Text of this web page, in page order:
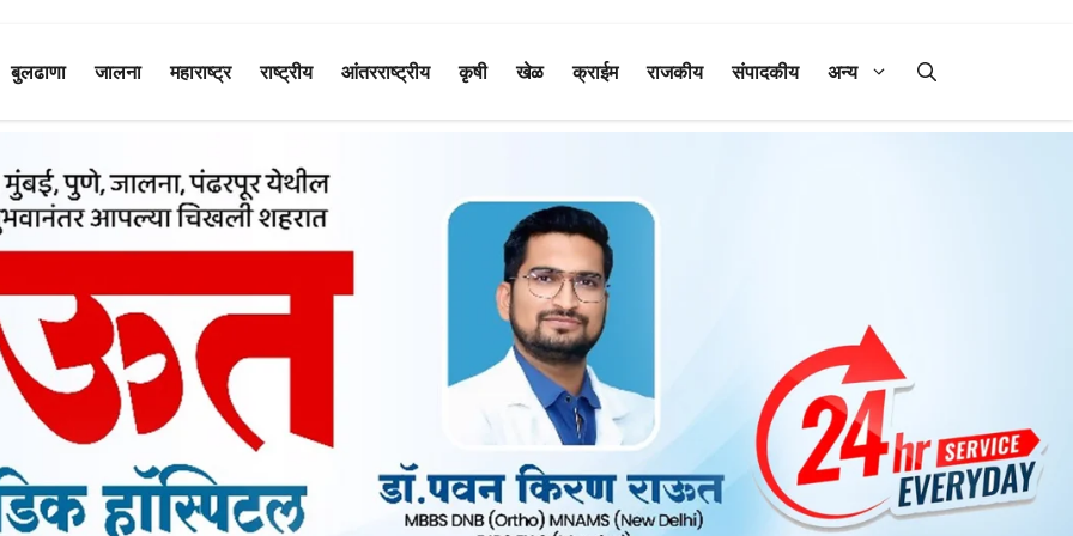
बुलढाणा जालना महाराष्ट्र राष्ट्रीय आंतरराष्ट्रीय कृषी खेळ क्राईम राजकीय संपादकीय अन्य